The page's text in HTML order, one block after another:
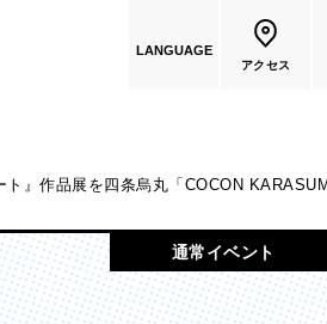
LANGUAGE
アクセス
共通教育
教員一覧
』作品展を四条烏丸「COCON
通常イベント